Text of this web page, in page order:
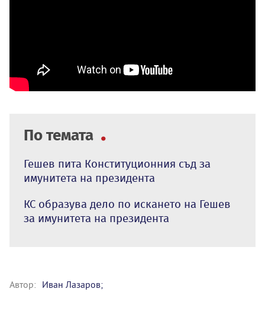
По темата
Гешев пита Конституционния съд за
имунитета на президента
КС образува дело по искането на Гешев
за имунитета на президента
Автор: Иван Лазаров;